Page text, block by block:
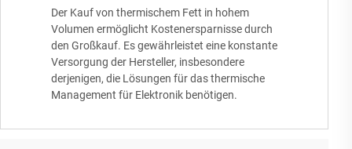
Der Kauf von thermischem Fett in hohem
Volumen ermöglicht Kostenersparnisse durch
den Großkauf. Es gewährleistet eine konstante
Versorgung der Hersteller, insbesondere
derjenigen, die Lösungen für das thermische
Management für Elektronik benötigen.